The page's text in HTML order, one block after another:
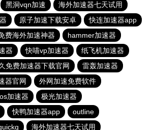
黑洞vqn加速
海外加速器七天试用
原子加速下载安卓
快连加速器app
费海外加速神器
hammer加速器
器 快喵vp加速器
纸飞机加速器
免费加速器下载官网
雷轰加速器
器官网
外网加速免费软件
加速器
极光加速器
快鸭加速器app
outline
海外加速器七天试用